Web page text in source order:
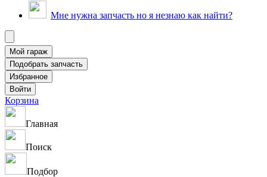
Мне нужна запчасть но я незнаю как найти?
Корзина
Главная
Поиск
Подбор